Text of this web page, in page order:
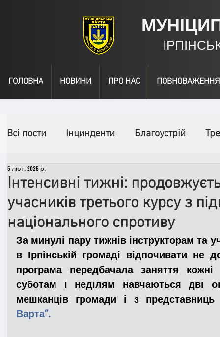
ГОЛОВНА НОВИНИ ПРО НАС ПОВНОВАЖЕННЯ
Всі пости Інцинденти Благоустрій
День народження
Спільні заходи Надзвичайні заходи
Медицина Новини ДТП
Адмінпротокол Свята Поліція
Інтенсивні тижні:
учасників третього курсу з
національного спротиву
5 лют. 2025 р.
За минулі пару тижнів інструкторам та
в Ірпінській громаді відпочивати не
програма передбачала заняття
суботам і неділям навчаються дві
мешканців громади і з
Варта”.